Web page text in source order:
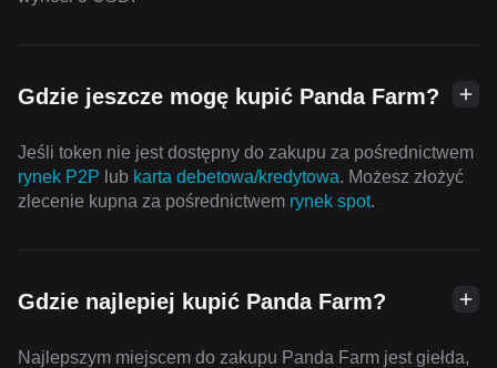
Gdzie jeszcze mogę kupić Panda Farm?
Jeśli token nie jest dostępny do zakupu za pośrednictwem
rynek P2P lub karta debetowa/kredytowa. Możesz złożyć
zlecenie kupna za pośrednictwem rynek spot.
Gdzie najlepiej kupić Panda Farm?
Najlepszym miejscem do zakupu Panda Farm jest giełda,